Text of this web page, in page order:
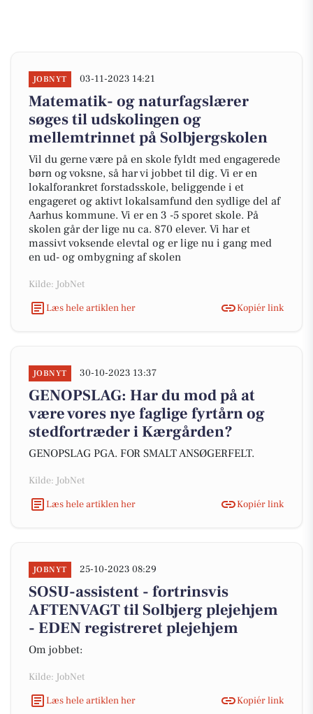
JOBNYT 03-11-2023 14:21
Matematik- og naturfagslærer
søges til udskolingen og
mellemtrinnet på Solbjergskolen
Vil du gerne være på en skole fyldt med engagerede
børn og voksne, så har vi jobbet til dig. Vi er en
lokalforankret forstadsskole, beliggende i et
engageret og aktivt lokalsamfund den sydlige del af
Aarhus kommune. Vi er en 3 -5 sporet skole. På
skolen går der lige nu ca. 870 elever. Vi har et
massivt voksende elevtal og er lige nu i gang med
en ud- og ombygning af skolen
Kilde: JobNet
Læs hele artiklen her
Kopiér link
JOBNYT 30-10-2023 13:37
GENOPSLAG: Har du mod på at
være vores nye faglige fyrtårn og
stedfortræder i Kærgården?
GENOPSLAG PGA. FOR SMALT ANSØGERFELT.
Kilde: JobNet
Læs hele artiklen her
Kopiér link
JOBNYT 25-10-2023 08:29
SOSU-assistent - fortrinsvis
AFTENVAGT til Solbjerg plejehjem
- EDEN registreret plejehjem
Om jobbet:
Kilde: JobNet
Læs hele artiklen her
Kopiér link